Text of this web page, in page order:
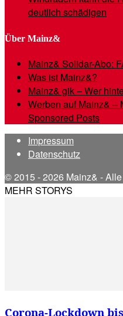
deutlich schädigen
Über Mainz&
Mainz& Solidar-Abo:
Was ist Mainz&?
Mainz& gik – Wer
Werben auf Mainz& –
Sponsored Posts
Impressum
Datenschutz
© 2015 - 2026 Mainz& -
MEHR STORYS
Corona-Lockdown